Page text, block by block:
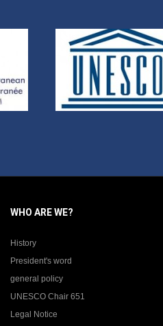
WHO ARE WE?
History
President's word
general policy
UNESCO Chair 651
Legal Notice